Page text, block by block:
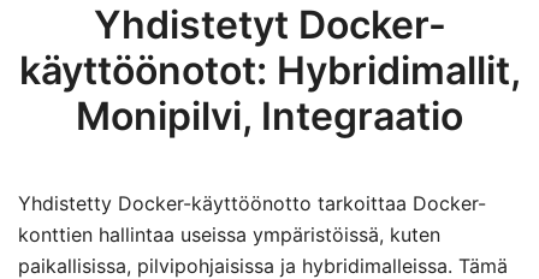
Yhdistetyt Docker-
käyttöönotot: Hybridimallit,
Monipilvi, Integraatio
Yhdistetty Docker-käyttöönotto tarkoittaa Docker-
konttien hallintaa useissa ympäristöissä, kuten
paikallisissa, pilvipohjaisissa ja hybridimalleissa. Tämä